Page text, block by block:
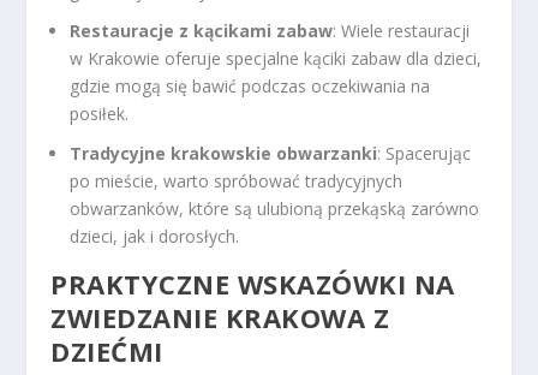
Restauracje z kącikami zabaw: Wiele restauracji
w Krakowie oferuje specjalne kąciki zabaw dla dzieci,
gdzie mogą się bawić podczas oczekiwania na
posiłek.
Tradycyjne krakowskie obwarzanki: Spacerując
po mieście, warto spróbować tradycyjnych
obwarzanków, które są ulubioną przekąską zarówno
dzieci, jak i dorosłych.
PRAKTYCZNE WSKAZÓWKI NA
ZWIEDZANIE KRAKOWA Z
DZIEĆMI